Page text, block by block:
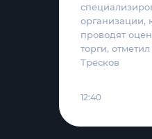
организации,
проводят
торги,
Тресков
12:40